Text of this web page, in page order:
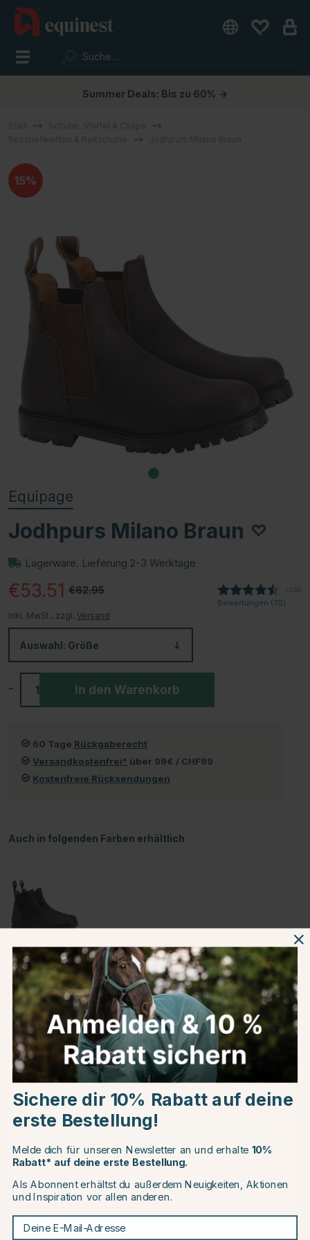
Summer Deals: Bis zu 60% →
15%
Equipage
Jodhpurs Milano Braun
Lagerware. Lieferung 2-3 Werktage
€62.95
€53.51
Bewertungen (70)
Inkl. MwSt., zzgl. Versand
Auswahl: Größe
- In den Warenkorb
60 Tage Rückgaberecht
Versandkostenfrei* über 99€ / CHF99
Kostenfreie Rücksendungen
Auch in folgenden Farben erhältlich
Schwarz
Produktinformationen
Über die Marke
Kundenbewertungen
Andere Produkte, die Ihnen gefallen könnten
15 20
Choose country
EU
CHANGE COUNTRY
Continue to equinest.de
Sichere dir 10% Rabatt auf deine
erste Bestellung!
Melde dich für unseren Newsletter an und erhalte 10%
Rabatt* auf deine erste Bestellung.
Als Abonnent erhältst du außerdem Neuigkeiten, Aktionen
und Inspiration vor allen anderen.
Deine E-Mail-Adresse